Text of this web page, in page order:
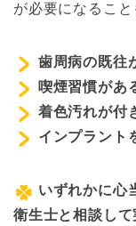
が必要になること
歯周病の既往
喫煙習慣があ
着色汚れが付
インプラント
いずれかに心
衛生士と相談し